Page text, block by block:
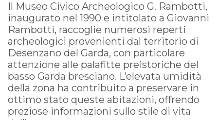
Il Museo Civico Archeologico G. Rambotti,
inaugurato nel 1990 e intitolato a Giovanni
Rambotti, raccoglie numerosi reperti
archeologici provenienti dal territorio di
Desenzano del Garda, con particolare
attenzione alle palafitte preistoriche del
basso Garda bresciano. L’elevata umidità
della zona ha contribuito a preservare in
ottimo stato queste abitazioni, offrendo
preziose informazioni sullo stile di vita